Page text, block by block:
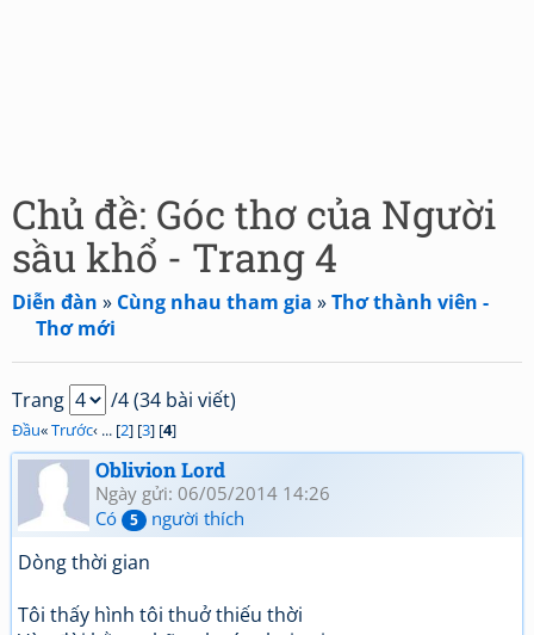
Chủ đề: Góc thơ của Người
sầu khổ - Trang 4
Diễn đàn » Cùng nhau tham gia »Thơ thành viên -
Thơ mới
Trang /4 (34 bài viết)
Đầu«Trước‹ ... [2] [3] [4]
Oblivion Lord
Ngày gửi: 06/05/2014 14:26
Có
5 người thích
Dòng thời gian
Tôi thấy hình tôi thuở thiếu thời